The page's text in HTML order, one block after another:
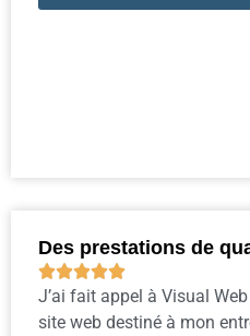
Des prestations de

J’ai fait appel à Visual
site web destiné à mon